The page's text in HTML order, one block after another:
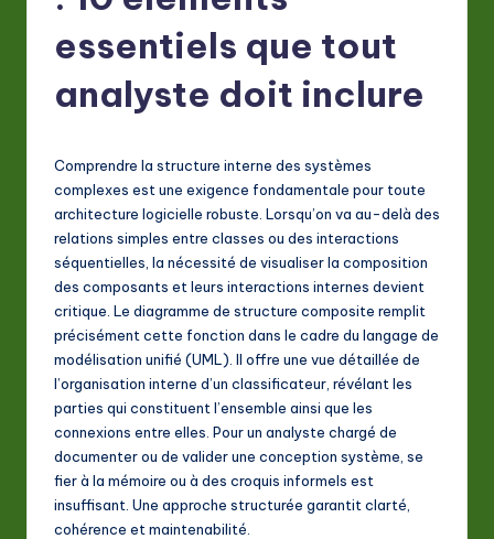
L
in
A
essentiels que tout
analyste doit inclure
Comprendre la structure interne des systèmes
complexes est une exigence fondamentale pour toute
architecture logicielle robuste. Lorsqu’on va au-delà des
relations simples entre classes ou des interactions
séquentielles, la nécessité de visualiser la composition
des composants et leurs interactions internes devient
critique. Le diagramme de structure composite remplit
précisément cette fonction dans le cadre du langage de
modélisation unifié (UML). Il offre une vue détaillée de
l’organisation interne d’un classificateur, révélant les
parties qui constituent l’ensemble ainsi que les
connexions entre elles. Pour un analyste chargé de
documenter ou de valider une conception système, se
fier à la mémoire ou à des croquis informels est
insuffisant. Une approche structurée garantit clarté,
cohérence et maintenabilité.